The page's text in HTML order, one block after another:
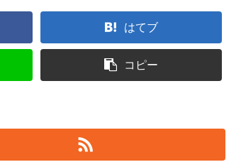
はてブ
コピー